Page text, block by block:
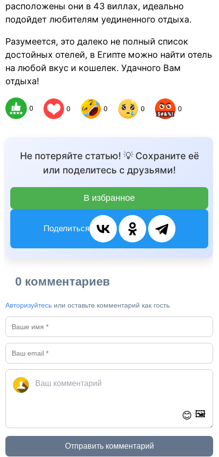
расположены они в 43 виллах, идеально
подойдет любителям уединенного отдыха.
Разумеется, это далеко не полный список
достойных отелей, в Египте можно найти отель
на любой вкус и кошелек. Удачного Вам
отдыха!
0 0 0 0 0
Не потеряйте статью! 💡 Сохраните её
или поделитесь с друзьями!
В избранное
Поделиться
0 комментариев
Авторизуйтесь или оставьте комментарий как гость
😊 🖼️
Отправить комментарий